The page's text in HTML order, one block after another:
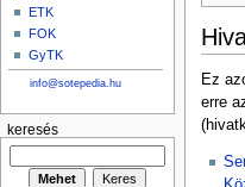
Ez
erre
ETK
FOK
GyTK
info@sotepedia.hu
keresés